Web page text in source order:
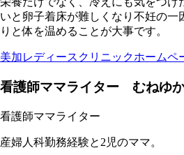
いと卵子着床が難しくなり不妊の一
りと体を温めることが大事です。
美加レディースクリニックホームペ
看護師ママライター むねゆ
看護師ママライター
産婦人科勤務経験と2児のママ。